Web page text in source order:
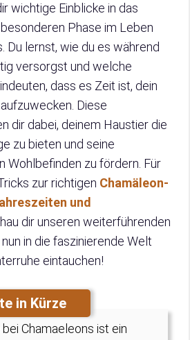
wichtige Einblicke in das
Phase im Leben
Du lernst, wie du es während
versorgst und welche
dass es Zeit ist, dein
Diese
dir dabei, deinem Haustier die
zu bieten und seine
Wohlbefinden zu fördern. Für
zur richtigen Chamäleon-
und
dir unseren weiterführenden
in die faszinierende Welt
eintauchen!
in Kürze
Chamaeleons ist ein